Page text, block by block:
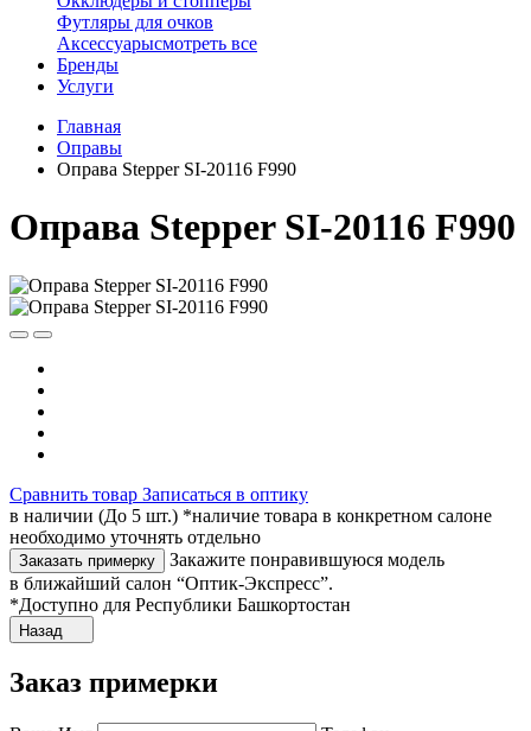
Футляры для очков
Аксессуарысмотреть все
Бренды
Услуги
Главная
Оправы
Оправа Stepper SI-20116 F990
Оправа Stepper SI-20116 F990
Сравнить товар Записаться в оптику
в наличии (До 5 шт.) *наличие товара в конкретном салоне
необходимо уточнять отдельно
Заказать примерку
Закажите понравившуюся модель
в ближайший салон “Оптик-Экспресс”.
*Доступно для Республики Башкортостан
Назад
Заказ примерки